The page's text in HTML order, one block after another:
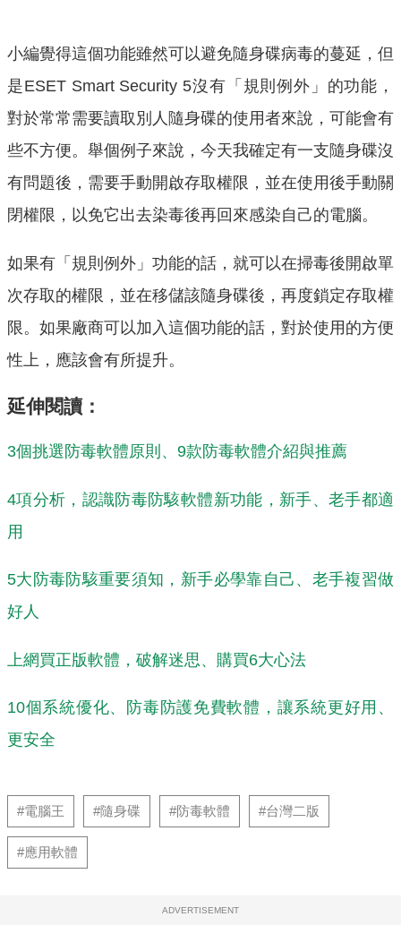
小編覺得這個功能雖然可以避免隨身碟病毒的蔓延，但
是ESET Smart Security 5沒有「規則例外」的功能，
對於常常需要讀取別人隨身碟的使用者來說，可能會有
些不方便。舉個例子來說，今天我確定有一支隨身碟沒
有問題後，需要手動開啟存取權限，並在使用後手動關
閉權限，以免它出去染毒後再回來感染自己的電腦。
如果有「規則例外」功能的話，就可以在掃毒後開啟單
次存取的權限，並在移儲該隨身碟後，再度鎖定存取權
限。如果廠商可以加入這個功能的話，對於使用的方便
性上，應該會有所提升。
延伸閱讀：
3個挑選 防毒軟體原則、9款 防毒軟體介紹與推薦
4項分析，認識防毒防駭軟體新功能，新手、老手都適
用
5大 防毒防駭重要須知，新手必學靠自己、老手複習做
好人
上網買正版軟體，破解迷思、購買6大心法
10個系統優化、 防毒 防護免費軟體，讓系統更好用、
更安全
#電腦王 #隨身碟 #防毒軟體 #台灣二版
#應用軟體
ADVERTISEMENT